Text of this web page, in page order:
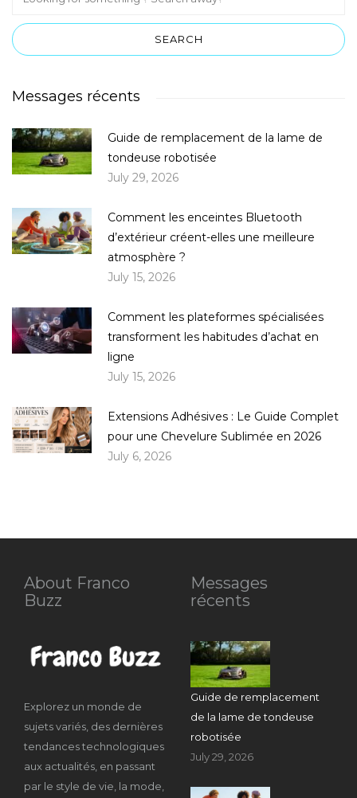
Messages récents
Guide de remplacement de la lame de
tondeuse robotisée
July 29, 2026
Comment les enceintes Bluetooth
d’extérieur créent-elles une meilleure
atmosphère ?
July 15, 2026
Comment les plateformes spécialisées
transforment les habitudes d’achat en
ligne
July 15, 2026
Extensions Adhésives : Le Guide Complet
pour une Chevelure Sublimée en 2026
July 6, 2026
About Franco
Buzz
Explorez un monde de
sujets variés, des dernières
tendances technologiques
aux actualités, en passant
par le style de vie, la mode,
Messages
récents
Guide de remplacement
de la lame de tondeuse
robotisée
July 29, 2026